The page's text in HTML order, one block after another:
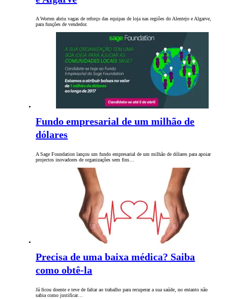
A Worten abriu vagas de reforço das equipas de loja nas regiões do Alentejo e Algarve,
para funções de vendedor.
Fundo empresarial de um milhão de
dólares
A Sage Foundation lançou um fundo empresarial de um milhão de dólares para apoiar
projectos inovadores de organizações sem fins…
Precisa de uma baixa médica? Saiba
como obtê-la
Já ficou doente e teve de faltar ao trabalho para recuperar a sua saúde, no entanto não
sabia como justificar…